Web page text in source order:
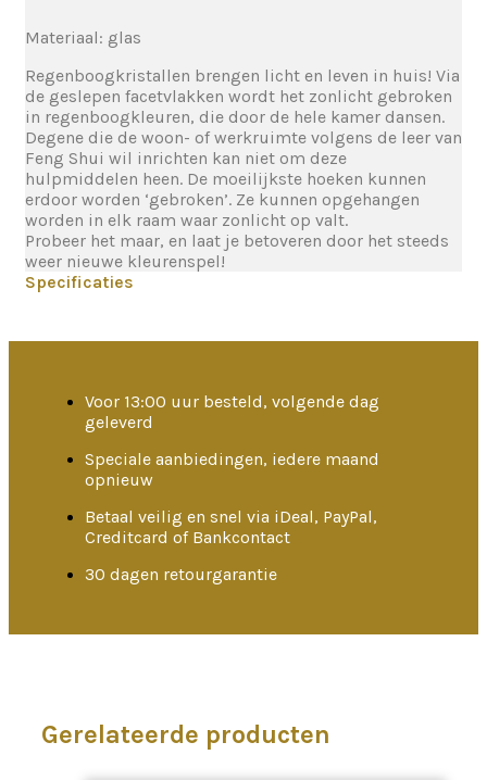
Materiaal: glas
Regenboogkristallen brengen licht en leven in huis! Via
de geslepen facetvlakken wordt het zonlicht gebroken
in regenboogkleuren, die door de hele kamer dansen.
Degene die de woon- of werkruimte volgens de leer van
Feng Shui wil inrichten kan niet om deze
hulpmiddelen heen. De moeilijkste hoeken kunnen
erdoor worden ‘gebroken’. Ze kunnen opgehangen
worden in elk raam waar zonlicht op valt.
Probeer het maar, en laat je betoveren door het steeds
weer nieuwe kleurenspel!
Specificaties
Voor 13:00 uur besteld, volgende dag
geleverd
Speciale aanbiedingen, iedere maand
opnieuw
Betaal veilig en snel via iDeal, PayPal,
Creditcard of Bankcontact
30 dagen retourgarantie
Gerelateerde producten